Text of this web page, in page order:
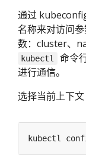
通过
名称来对访问
数：cluster、
kubectl 命令
进行通信。
选择当前上下文